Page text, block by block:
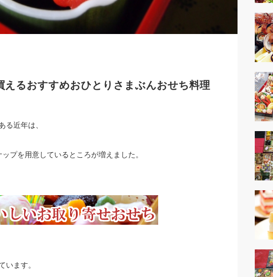
えるおすすめおひとりさまぶんおせち料理
る近年は、
プを用意しているところが増えました。
ます。